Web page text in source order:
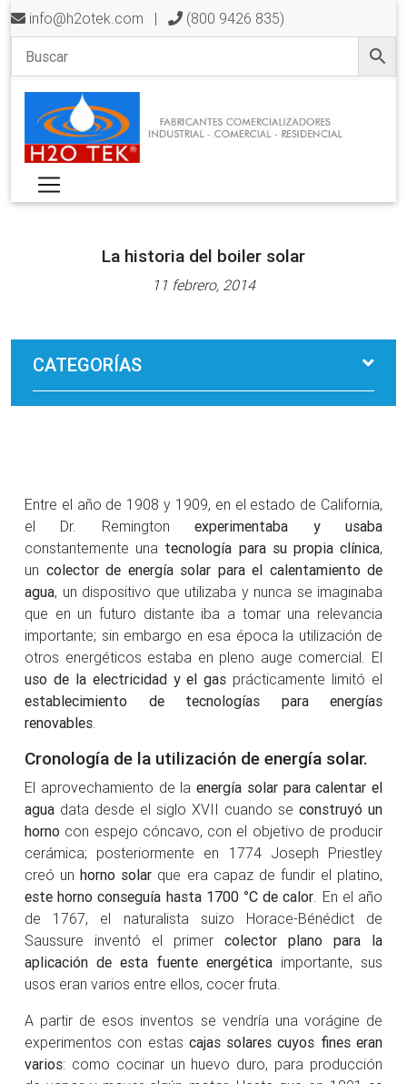
info@h2otek.com | (800 9426 835)
La historia del boiler solar
11 febrero, 2014
CATEGORÍAS
Entre el año de 1908 y 1909, en el estado de California,
el Dr. Remingtonexperimentaba y usaba
constantemente una tecnología para su propia clínica,
un colector de energía solar para el calentamiento de
agua, un dispositivo que utilizaba y nunca se imaginaba
que en un futuro distante iba a tomar una relevancia
importante; sin embargo en esa época la utilización de
otros energéticos estaba en pleno auge comercial. El
uso de la electricidad y el gas prácticamente limitó el
establecimiento de tecnologías para energías
renovables
Cronología de la utilización de energía solar.
El aprovechamiento de la energía solar para calentar el
agua data desde el siglo XVII cuando se construyó un
horno con espejo cóncavo, con el objetivo de producir
cerámica; posteriormente en 1774 Joseph Priestley
creó unhorno solar que era capaz de fundir el platino,
este horno conseguía hasta 1700 °C de calor . En el año
de 1767, el naturalista suizo Horace-Bénédict de
Saussure inventó el primer colector plano para la
aplicación de esta fuente energética importante, sus
usos eran varios entre ellos, cocer fruta.
A partir de esos inventos se vendría una vorágine de
experimentos con estas cajas solares cuyos fines eran
varios: como cocinar un huevo duro, para producción